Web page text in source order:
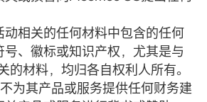
动相关的任何材料中包含的任何
号、徽标或知识产权，尤其是与
的材料，均归各自权利人所有。
为其产品或服务提供任何财务建